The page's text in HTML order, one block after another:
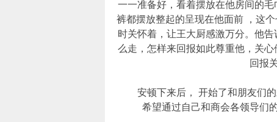
一一准备好，看着摆放在他房间的
裤都摆放整起的呈现在他面前 ，这
时关怀着，让王大厨感激万分。他
么走，怎样来回报如此尊重他，关
回报
安顿下来后， 开始了和朋友们的
希望通过自己和商会各领导们